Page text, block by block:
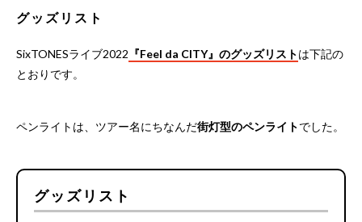
グッズリスト
SixTONESライブ2022 『Feel da CITY』のグッズリストは下記の
とおりです。
ペンライトは、ツアー名にちなんだ街灯型のペンライトでした。
グッズリスト